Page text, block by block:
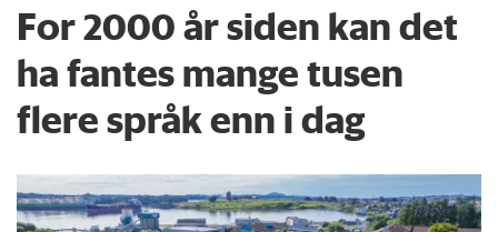
For 2000 år siden kan det
ha fantes mange tusen
flere språk enn i dag